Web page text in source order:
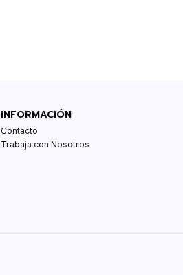
INFORMACIÓN
Contacto
Trabaja con Nosotros